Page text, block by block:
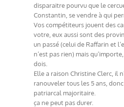
disparaitre pourvu que le
Constantin, se vendre à qui
Vos compétiteurs jouent des
votre, eux aussi sont des
un passé (celui de Raffarin et
n’est pas rien) mais
dois.
Elle a raison Christine Clerc, il
ranouveler tous les 5 ans,
patriarcal majoritaire.
ça ne peut pas durer.